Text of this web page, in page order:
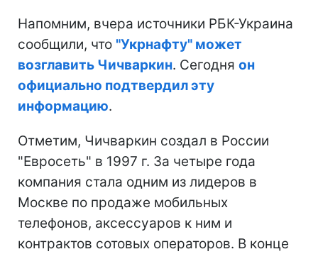
Напомним, вчера источники РБК-Украина
сообщили, что "Укрнафту" может
возглавить Чичваркин. Сегодня он
официально подтвердил эту
информацию.
Отметим, Чичваркин создал в России
"Евросеть" в 1997 г. За четыре года
компания стала одним из лидеров в
Москве по продаже мобильных
телефонов, аксессуаров к ним и
контрактов сотовых операторов. В конце